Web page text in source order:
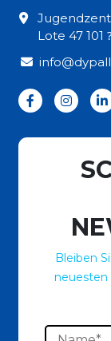
Lote 47 101
Bleiben
neuesten